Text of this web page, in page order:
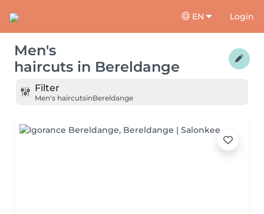
EN Login
Men's
haircuts in Bereldange
Filter
Men's haircutsinBereldange